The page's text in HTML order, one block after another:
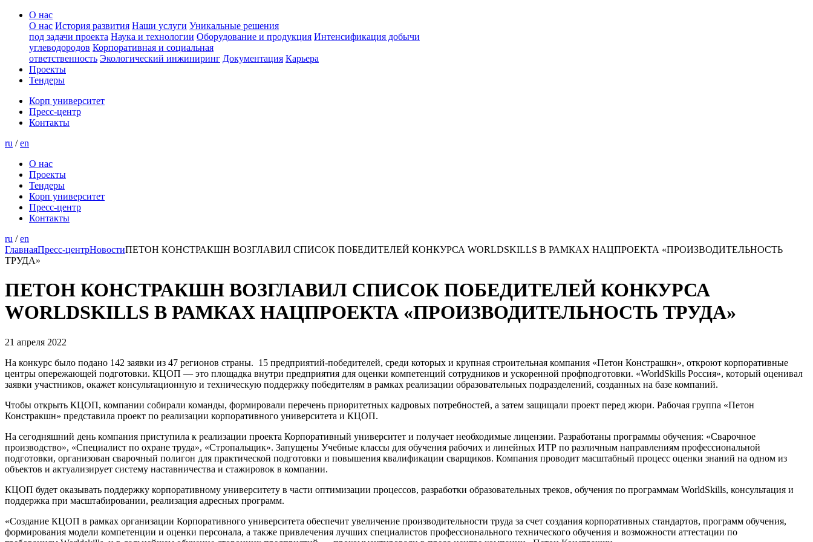
О нас
О нас История развития Наши услуги Уникальные решения
под задачи проекта Наука и технологии Оборудование и продукция Интенсификация добычи
углеводородов Корпоративная и социальная
ответственность Экологический инжиниринг Документация Карьера
Проекты
Тендеры
Корп университет
Пресс-центр
Контакты
ru / en
О нас
Проекты
Тендеры
Корп университет
Пресс-центр
Контакты
ru / en
ГлавнаяПресс-центрНовостиПЕТОН КОНСТРАКШН ВОЗГЛАВИЛ СПИСОК ПОБЕДИТЕЛЕЙ КОНКУРСА WORLDSKILLS В РАМКАХ НАЦПРОЕКТА «ПРОИЗВОДИТЕЛЬНОСТЬ
ТРУДА»
ПЕТОН КОНСТРАКШН ВОЗГЛАВИЛ СПИСОК ПОБЕДИТЕЛЕЙ КОНКУРСА
WORLDSKILLS В РАМКАХ НАЦПРОЕКТА «ПРОИЗВОДИТЕЛЬНОСТЬ ТРУДА»
21 апреля 2022
На конкурс было подано 142 заявки из 47 регионов страны. 15 предприятий-победителей, среди которых и крупная строительная компания «Петон Констрашкн», откроют корпоративные
центры опережающей подготовки. КЦОП — это площадка внутри предприятия для оценки компетенций сотрудников и ускоренной профподготовки. «WorldSkills Россия», который оценивал
заявки участников, окажет консультационную и техническую поддержку победителям в рамках реализации образовательных подразделений, созданных на базе компаний.
Чтобы открыть КЦОП, компании собирали команды, формировали перечень приоритетных кадровых потребностей, а затем защищали проект перед жюри. Рабочая группа «Петон
Констракшн» представила проект по реализации корпоративного университета и КЦОП.
На сегодняшний день компания приступила к реализации проекта Корпоративный университет и получает необходимые лицензии. Разработаны программы обучения: «Сварочное
производство», «Специалист по охране труда», «Стропальщик». Запущены Учебные классы для обучения рабочих и линейных ИТР по различным направлениям профессиональной
подготовки, организован сварочный полигон для практической подготовки и повышения квалификации сварщиков. Компания проводит масштабный процесс оценки знаний на одном из
объектов и актуализирует систему наставничества и стажировок в компании.
КЦОП будет оказывать поддержку корпоративному университету в части оптимизации процессов, разработки образовательных треков, обучения по программам WorldSkills, консультация и
поддержка при масштабировании, реализация адресных программ.
«Создание КЦОП в рамках организации Корпоративного университета обеспечит увеличение производительности труда за счет создания корпоративных стандартов, программ обучения,
формирования модели компетенции и оценки персонала, а также привлечения лучших специалистов профессионального технического обучения и возможности аттестации по